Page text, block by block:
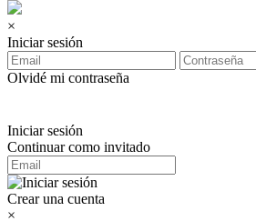
×
Iniciar sesión
Olvidé mi contraseña
Iniciar sesión
Continuar como invitado
Crear una cuenta
×